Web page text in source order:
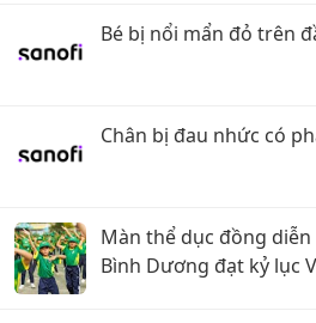
Bé bị nổi mẩn đỏ trên
Chân bị đau nhức có
Màn thể dục đồng diễn
Bình Dương đạt kỷ lục